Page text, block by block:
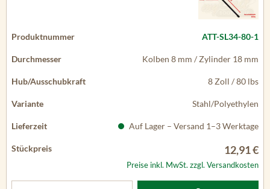
ATT-SL34-80-1
Kolben 8 mm / Zylinder 18 mm
8 Zoll / 80 lbs
Stahl/Polyethylen
Auf Lager – Versand 1–3 Werktage
12,91 €
Preise inkl. MwSt. zzgl. Versandkosten